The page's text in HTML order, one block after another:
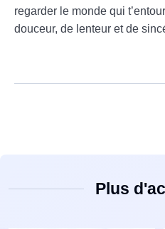
regarder le monde qui
douceur, de lenteur et de
Plus